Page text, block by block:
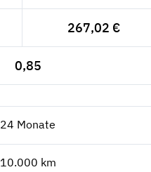
267,02 €
0,85
24 Monate
10.000 km